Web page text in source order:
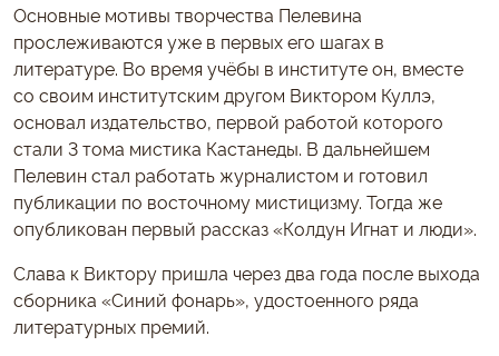
Основные мотивы творчества Пелевина
прослеживаются уже в первых его шагах в
литературе. Во время учёбы в институте он, вместе
со своим институтским другом Виктором Куллэ,
основал издательство, первой работой которого
стали 3 тома мистика Кастанеды. В дальнейшем
Пелевин стал работать журналистом и готовил
публикации по восточному мистицизму. Тогда же
опубликован первый рассказ «Колдун Игнат и люди».
Слава к Виктору пришла через два года после выхода
сборника «Синий фонарь», удостоенного ряда
литературных премий.